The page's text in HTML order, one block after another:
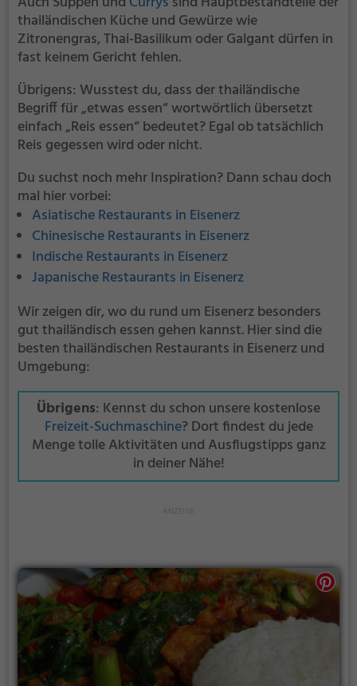
thailändischen Küche und Gewürze wie
Zitronengras, Thai-Basilikum oder Galgant dürfen in
fast keinem Gericht fehlen.
Übrigens: Wusstest du, dass der thailändische
Begriff für „etwas essen“ wortwörtlich übersetzt
einfach „Reis essen“ bedeutet? Egal ob tatsächlich
Reis gegessen wird oder nicht.
Du suchst noch mehr Inspiration? Dann schau doch
mal hier vorbei:
Asiatische Restaurants in Eisenerz
Chinesische Restaurants in Eisenerz
Indische Restaurants in Eisenerz
Japanische Restaurants in Eisenerz
Wir zeigen dir, wo du rund um Eisenerz besonders
gut thailändisch essen gehen kannst. Hier sind die
besten thailändischen Restaurants in Eisenerz und
Umgebung:
Übrigens: Kennst du schon unsere kostenlose
Freizeit-Suchmaschine? Dort findest du jede
Menge tolle Aktivitäten und Ausflugstipps ganz
in deiner Nähe!